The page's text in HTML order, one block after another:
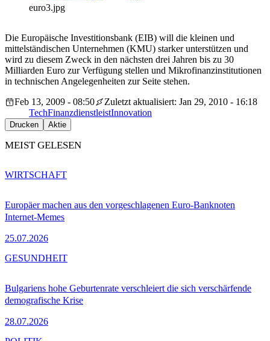
euro3.jpg
Die Europäische Investitionsbank (EIB) will die kleinen und
mittelständischen Unternehmen (KMU) starker unterstützen und
wird zu diesem Zweck in den nächsten drei Jahren bis zu 30
Milliarden Euro zur Verfügung stellen und Mikrofinanzinstitutionen
in technischen Angelegenheiten zur Seite stehen.
Feb 13, 2009 - 08:50
Zuletzt aktualisiert: Jan 29, 2010 - 16:18
TechFinanzdienstleistInnovation
Drucken Aktie
MEIST GELESEN
Europäer machen aus den vorgeschlagenen Euro-Banknoten
Internet-Memes
25.07.2026
WIRTSCHAFT
Bulgariens hohe Geburtenrate verschleiert die sich verschärfende
demografische Krise
28.07.2026
GESUNDHEIT